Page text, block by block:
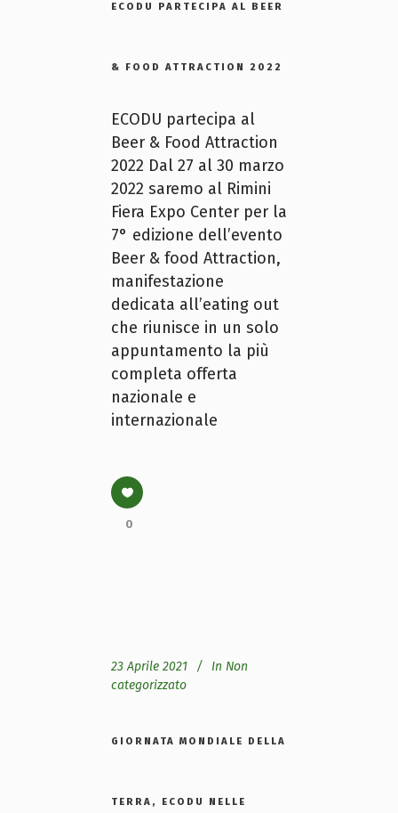
ECODU PARTECIPA AL BEER
& FOOD ATTRACTION 2022
ECODU partecipa al
Beer & Food Attraction
2022 Dal 27 al 30 marzo
2022 saremo al Rimini
Fiera Expo Center per la
7° edizione dell’evento
Beer & food Attraction,
manifestazione
dedicata all’eating out
che riunisce in un solo
appuntamento la più
completa offerta
nazionale e
internazionale
0
23 Aprile 2021 In Non
categorizzato
GIORNATA MONDIALE DELLA
TERRA, ECODU NELLE